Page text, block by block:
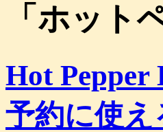
「 ホット
Hot
予約に使え